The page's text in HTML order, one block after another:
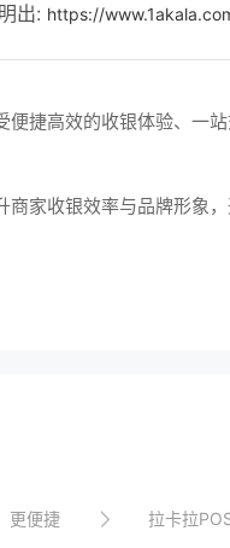
出: https://
便捷高效的收银体验、一
商家收银效率与品牌形象
更便捷 拉卡拉